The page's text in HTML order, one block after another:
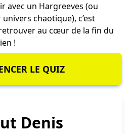
avec un Hargreeves (ou
chaotique), c’est
au cœur de la fin du
!
LE QUIZ
Denis